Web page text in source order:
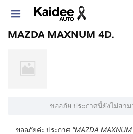
MAZDA MAXNUM 4D.
ขออภัย ประกาศนี้ยังไม่สาม
ขออภัยค่ะ ประกาศ "MAZDA MAXNUM